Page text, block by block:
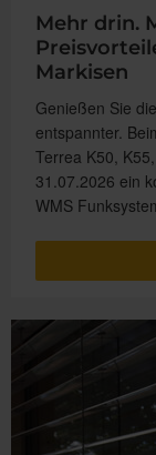
Mehr drin.
Markisen
Genießen Sie
entspannter.
Terrea K50,
31.07.2026 ein
WMS